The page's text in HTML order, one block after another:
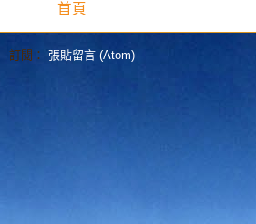
首頁
訂閱： 張貼留言 (Atom)